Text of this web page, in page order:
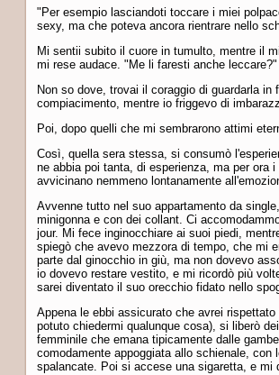
"Per esempio lasciandoti toccare i miei
sexy, ma che poteva ancora rientrare nello
Mi sentii subito il cuore in tumulto, mentre il
mi rese audace. "Me li faresti anche
Non so dove, trovai il coraggio di guardarla
compiacimento, mentre io friggevo di
Poi, dopo quelli che mi sembrarono attimi
Così, quella sera stessa, si consumò
ne abbia poi tanta, di esperienza, ma per ora
avvicinano nemmeno lontanamente
Avvenne tutto nel suo appartamento da
minigonna e con dei collant. Ci
jour. Mi fece inginocchiare ai suoi piedi,
spiegò che avevo mezzora di tempo, che mi
parte dal ginocchio in giù, ma non dovevo
io dovevo restare vestito, e mi ricordò più
sarei diventato il suo orecchio fidato nello
Appena le ebbi assicurato che avrei
potuto chiedermi qualunque cosa), si liberò
femminile che emana tipicamente dalle
comodamente appoggiata allo schienale,
spalancate. Poi si accese una sigaretta, e mi